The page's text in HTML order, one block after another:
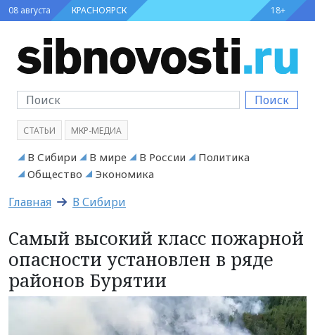
08 августа КРАСНОЯРСК 18+
Поиск
СТАТЬИ МКР-МЕДИА
В Сибири В мире В России
Политика
Общество
Экономика
Главная В Сибири
Самый высокий класс пожарной
опасности установлен в ряде
районов Бурятии